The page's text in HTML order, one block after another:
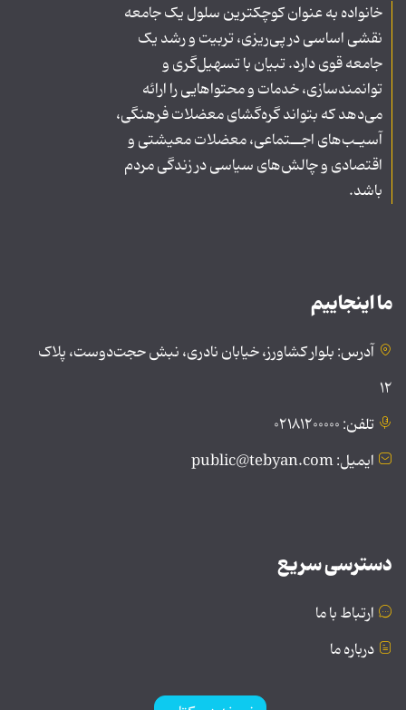
خانواده به عنوان کوچکترین سلول یک جامعه
نقشی اساسی در پی‌ریزی، تربیت و رشد یک
جامعه قوی دارد. تبیان با تسهیل‌گری و
توانمندسازی، خدمات و محتواهایی را ارائه
می‌دهد که بتواند گره‌گشای معضلات فرهنگی،
آسیـب‌های اجــتماعی، معضلات معیشتی و
اقتصادی و چالش‌های سیاسی در زندگی مردم
باشد.
ما اینجاییم
آدرس: بلوار کشاورز، خیابان نادری، نبش حجت‌دوست، پلاک
۱۲
تلفن: ۰۲۱۸۱۲۰۰۰۰۰
ایمیل: public@tebyan.com
دسترسی سریع
ارتباط با ما
درباره ما